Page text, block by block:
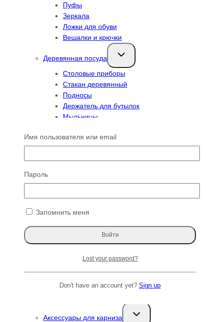
Пуфы
Зеркала
Ложки для обуви
Вешалки и крючки
Деревянная посуда
Переключить
дочернее
Столовые приборы
Стакан деревянный
Подносы
Держатель для бутылок
Мыльницы
Текстиль
дочернее
Дорожка
Шторы
Карнизы
дочернее
Коллекция Art Nouveau France
Коллекция Art Nouveau Italy
Коллекция Lunar
Аксессуары для карниза
Переключить
дочернее
Имя пользователя или email
Пароль
Запомнить меня
Lost your password?
Don't have an account yet? Sign up